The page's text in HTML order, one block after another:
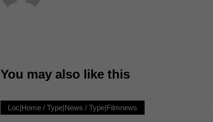
You may also like this
Loc|Home/ Type|News / Type|Filmnews